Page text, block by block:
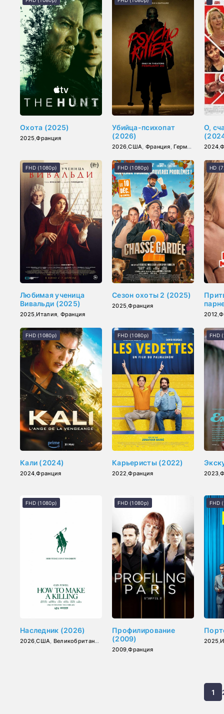
Охота (2025)
2025,Франция
Убийца-психопат
(2026)
2026,США, Франция,Германия
О,
2024,
Любимая ученица
Вивальди (2025)
2025,Италия, Франция
FHD (1080p)
Сезон охоты 2 (2025)
2025,Франция
FHD (1080p)
2012,
HD
Кали (2024)
2024,Франция
FHD (1080p)
Карьеристы (2022)
2022,Франция
FHD (1080p)
2023,
FHD
Наследник (2026)
2026,США, Великобритания Франция
FHD (1080p)
Профилирование
(2009)
2009,Франция
FHD (1080p)
2025,
FHD
1